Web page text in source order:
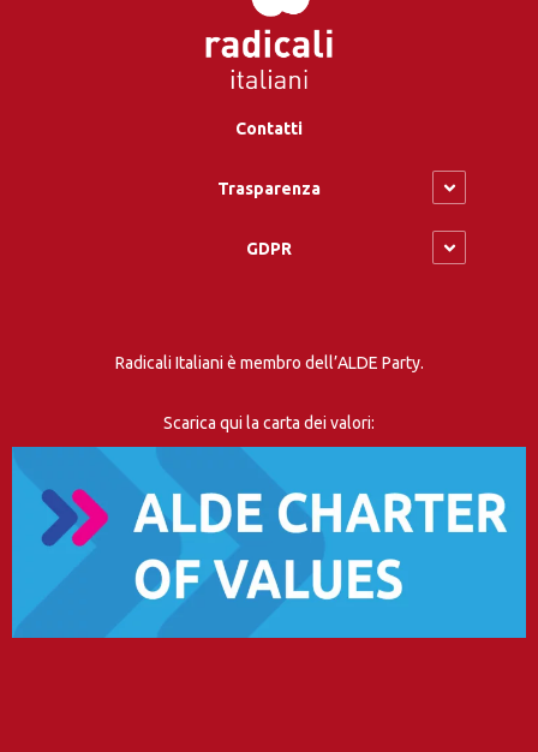
Contatti
Trasparenza
GDPR
Radicali Italiani è membro dell’ALDE Party.
Scarica qui la carta dei valori: